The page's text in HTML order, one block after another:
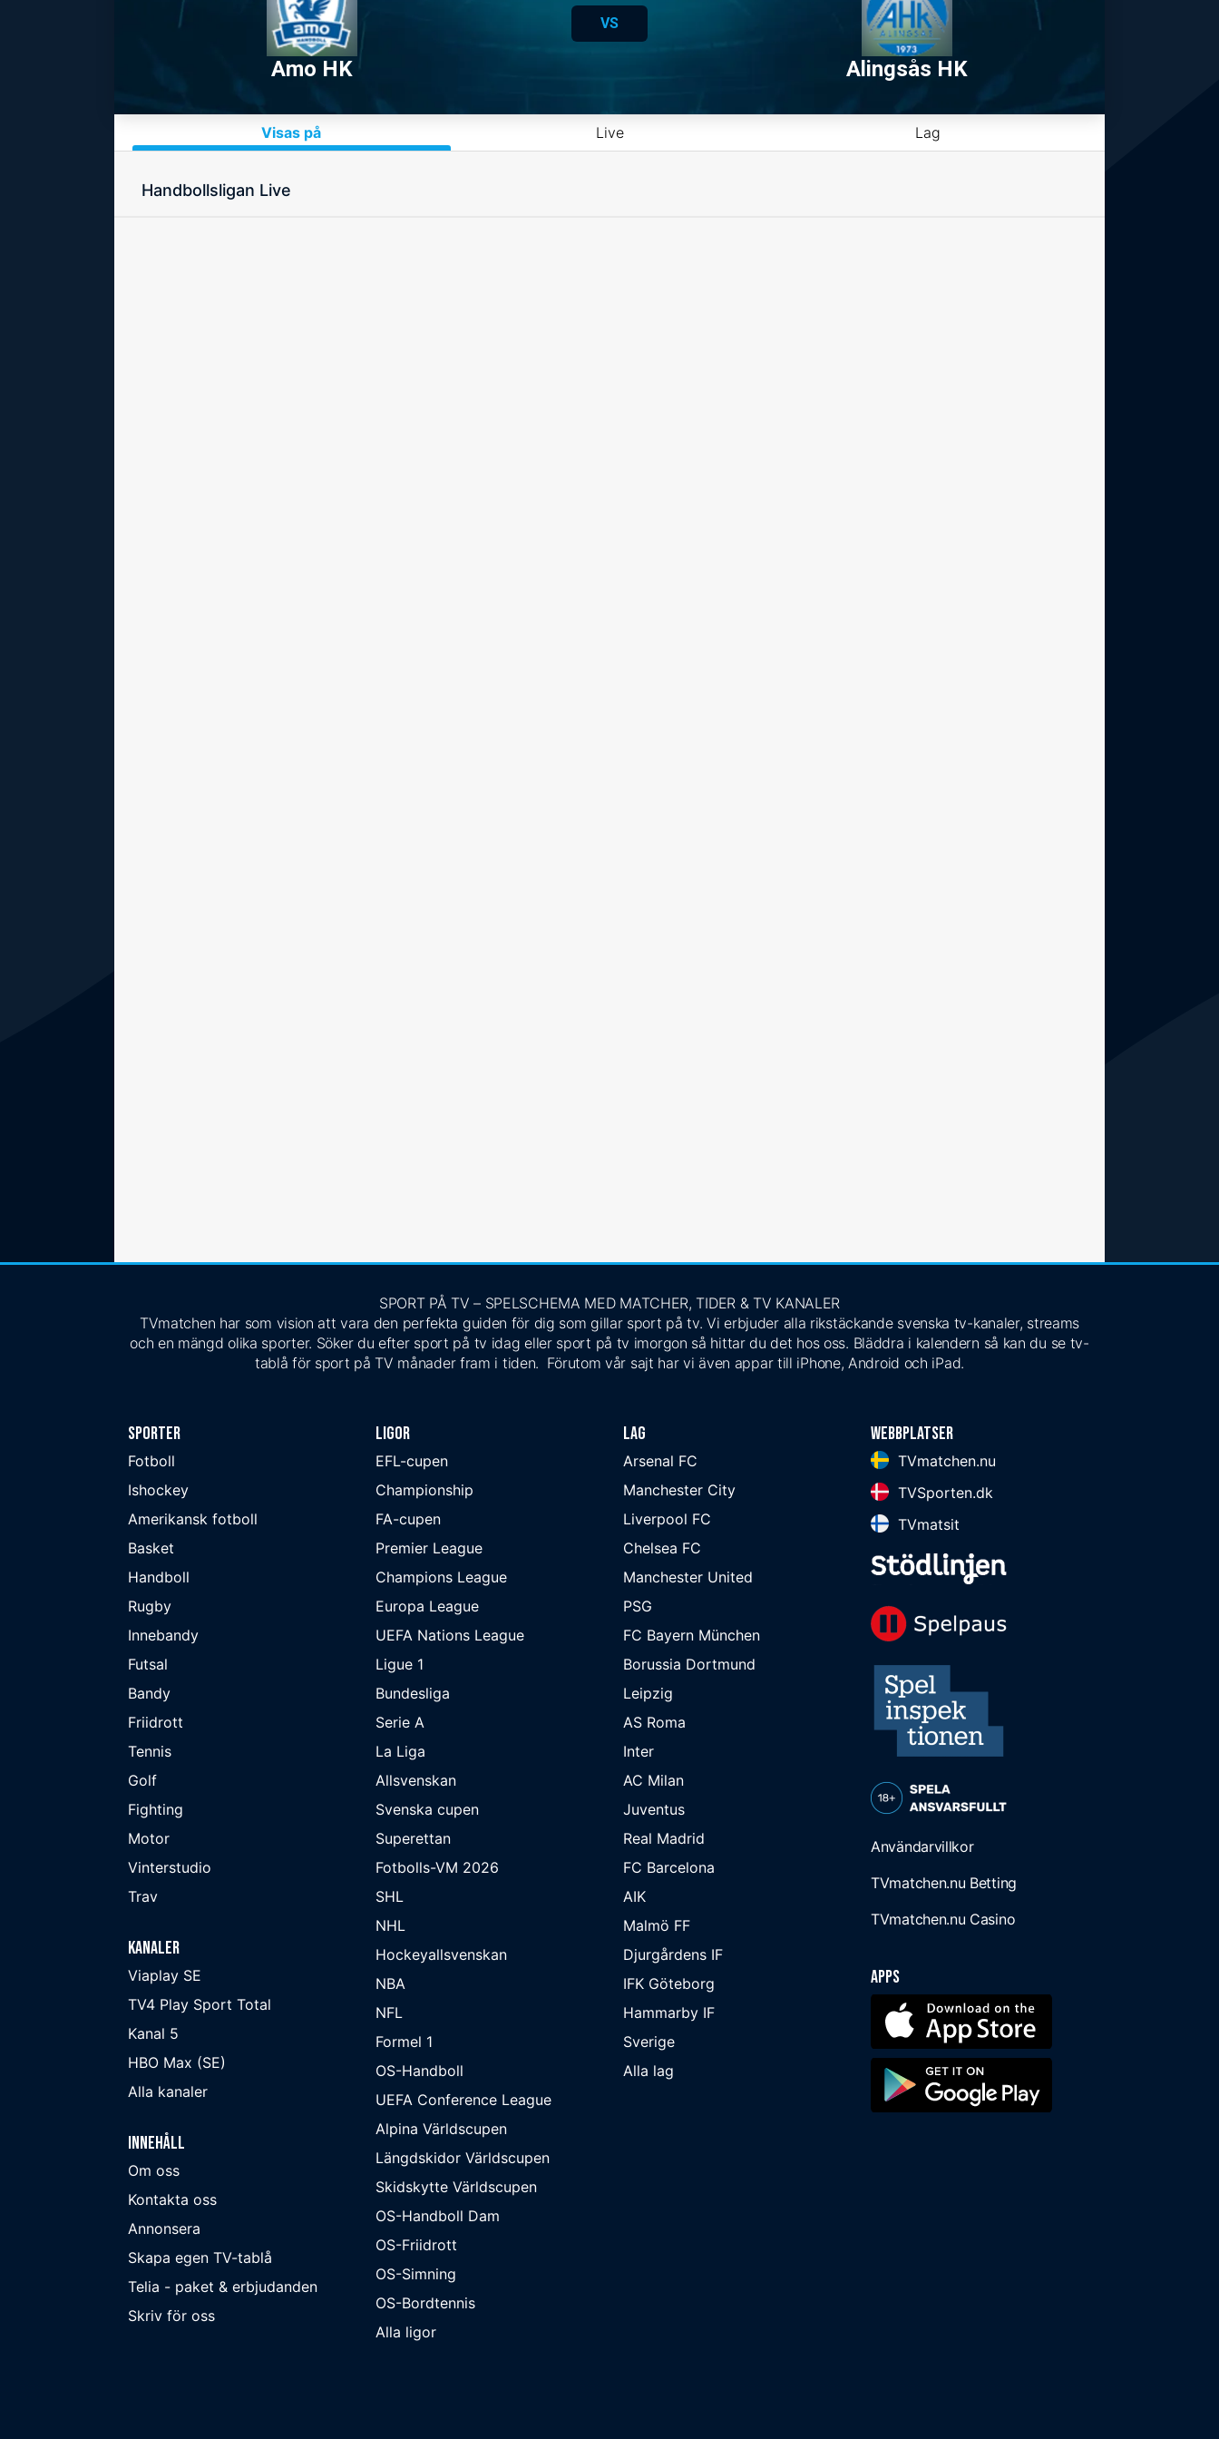
Amo HK
VS
Alingsås HK
Visas på Live Lag
Handbollsligan Live
SPORT PÅ TV – SPELSCHEMA MED MATCHER, TIDER & TV KANALER
TVmatchen har som vision att vara den perfekta guiden för dig som gillar sport på tv. Vi erbjuder alla rikstäckande svenska tv-kanaler, streams
och en mängd olika sporter. Söker du efter sport på tv idag eller sport på tv imorgon så hittar du det hos oss. Bläddra i kalendern så kan du se tv-
tablå för sport på TV månader fram i tiden. Förutom vår sajt har vi även appar till iPhone, Android och iPad.
Sporter
Fotboll
Ishockey
Amerikansk fotboll
Basket
Handboll
Rugby
Innebandy
Futsal
Bandy
Friidrott
Tennis
Golf
Fighting
Motor
Vinterstudio
Trav
Kanaler
Viaplay SE
TV4 Play Sport Total
Kanal 5
HBO Max (SE)
Alla kanaler
Innehåll
Om oss
Kontakta oss
Annonsera
Skapa egen TV-tablå
Telia - paket & erbjudanden
Skriv för oss
Ligor
EFL-cupen
Championship
FA-cupen
Premier League
Champions League
Europa League
UEFA Nations League
Ligue 1
Bundesliga
Serie A
La Liga
Allsvenskan
Svenska cupen
Superettan
Fotbolls-VM 2026
SHL
NHL
Hockeyallsvenskan
NBA
NFL
Formel 1
OS-Handboll
UEFA Conference League
Alpina Världscupen
Längdskidor Världscupen
Skidskytte Världscupen
OS-Handboll Dam
OS-Friidrott
OS-Simning
OS-Bordtennis
Alla ligor
Lag
Arsenal FC
Manchester City
Liverpool FC
Chelsea FC
Manchester United
PSG
FC Bayern München
Borussia Dortmund
Leipzig
AS Roma
Inter
AC Milan
Juventus
Real Madrid
FC Barcelona
AIK
Malmö FF
Djurgårdens IF
IFK Göteborg
Hammarby IF
Sverige
Alla lag
Webbplatser
TVmatchen.nu
TVSporten.dk
TVmatsit
Användarvillkor
TVmatchen.nu Betting
TVmatchen.nu Casino
Apps